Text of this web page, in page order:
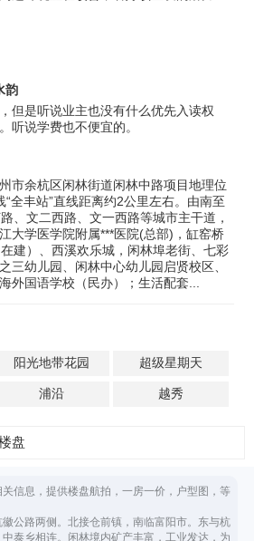
韵
但是听说业主也没有什么优先入读权
听说学费也不便宜的。
市余杭区闲林街道闲林中路项目地理位
全丰站”直线距离约2公里左右。由南至
、文二西路、文一西路等城市主干道，
大学医学院附属***医院(总部)，缸窑桥
建）、西溪欢乐城，闲林埠老街、七彩
三幼儿园、闲林中心幼儿园启贤校区、
外国语学校（民办）；生活配套...
阳光地带花园 超级星期天
浦沿 越秀
盘
关信息，提供楼盘航拍，一房一价，户型图，等
公路两侧。北接仓前镇，南临富阳市。东与杭
泰乡相连。闲林境内矿产丰富，工业发达，为